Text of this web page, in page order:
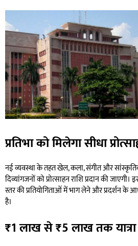
प्रतिभा को मिलेगा सीधा
नई व्यवस्था के तहत खेल, कला, संगीत और सांस्कृतिक
दिव्यांगजनों को प्रोत्साहन राशि प्रदान की जाएगी।
स्तर की प्रतियोगिताओं में भाग लेने और प्रदर्शन के
है।
₹1 लाख से ₹5 लाख तक